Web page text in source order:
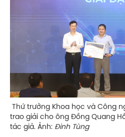
Thứ trưởng Khoa học và Công
trao giải cho ông Đồng Quang
tác giả. Ảnh: Đinh Tùng